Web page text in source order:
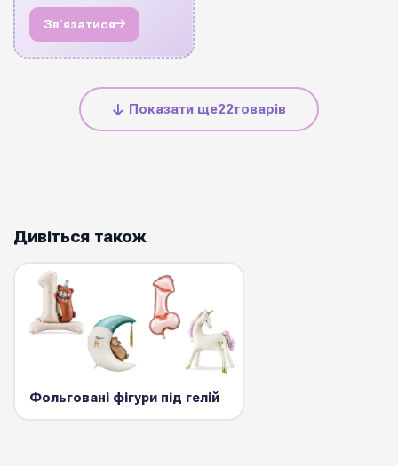
Звʼязатися
Показати ще22товарів
Дивіться також
Фольговані фігури під гелій